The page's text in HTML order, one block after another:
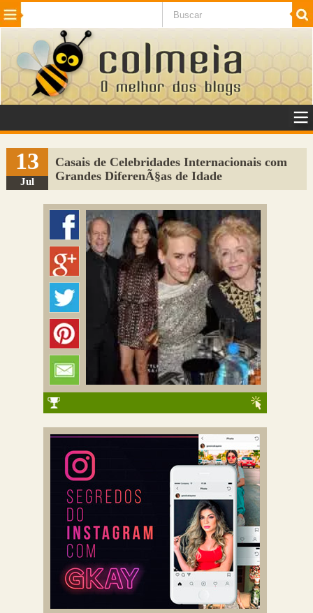
Beleza Cinema e TV
Internet Jogos NotÃ­cias SaÃºde
VeÃ­culos Adulto
Sugerir Link
Adicionar Blog
Colmeia Exchange
Perguntas Frequentes
13
Jul
Casais de Celebridades Internacionais com
Grandes DiferenÃ§as de Idade